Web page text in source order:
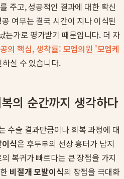
주고, 성공적인 결과에 대한 확신
여부는 결국 시간이 지나 이식된
는가로 평가받기 때문입니다. 더 자
의 핵심, 생착률: 모엠의원 '모엠케
하실 수 있습니다.
의 순간까지 생각하다
수술 결과만큼이나 회복 과정에 대
식은 후두부의 선상 흉터가 남지
복귀가 빠르다는 큰 장점을 가지
비절개 모발이식의 장점을 극대화